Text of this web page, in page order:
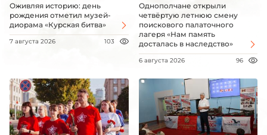
Оживляя историю: день
рождения отметил музей-
диорама «Курская битва»
7 августа 2026 103
Однополчане открыли
четвёртую летнюю смену
поискового палаточного
лагеря «Нам память
досталась в наследство»
6 августа 2026 96